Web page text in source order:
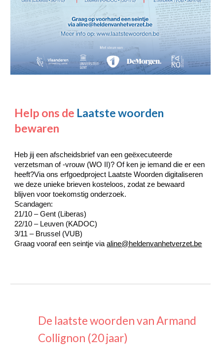
Help ons de Laatste woorden
bewaren
Heb jij een afscheidsbrief van een geëxecuteerde
verzetsman of -vrouw (WO II)? Of ken je iemand die er een
heeft?Via ons erfgoedproject Laatste Woorden digitaliseren
we deze unieke brieven kosteloos, zodat ze bewaard
blijven voor toekomstig onderzoek.
Scandagen:
21/10 – Gent (Liberas)
22/10 – Leuven (KADOC)
3/11 – Brussel (VUB)
Graag vooraf een seintje viaaline@heldenvanhetverzet.be
De laatste woorden van Armand
Collignon (20 jaar)